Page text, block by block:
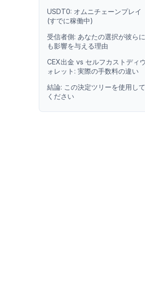
USDT0: オムニチェーンプレイ
(すでに稼働中)
受信者側: あなたの選択が彼らに
も影響を与える理由
CEX出金 vs セルフカストディウ
ォレット: 実際の手数料の違い
結論: この決定ツリーを使用して
ください